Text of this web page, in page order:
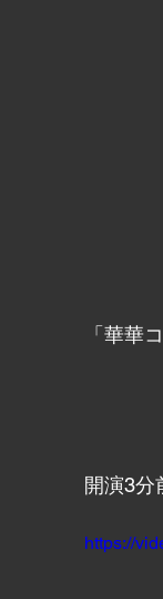
「華華
開演3分
https://